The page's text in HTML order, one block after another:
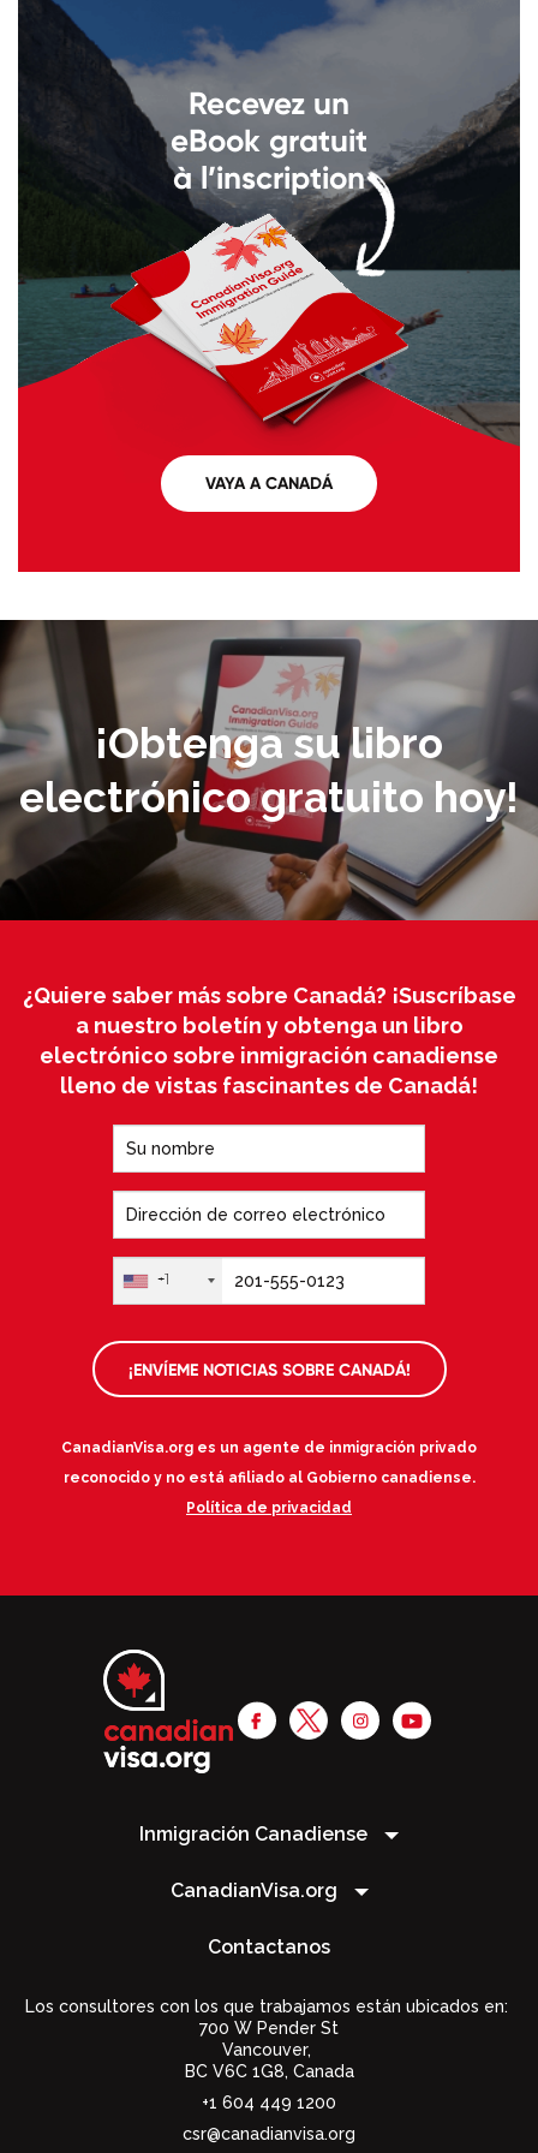
Recevez un
eBook gratuit
à l’inscription
VAYA A CANADÁ
¡Obtenga su libro
electrónico gratuito hoy!
¿Quiere saber más sobre Canadá? ¡Suscríbase
a nuestro boletín y obtenga un libro
electrónico sobre inmigración canadiense
lleno de vistas fascinantes de Canadá!
+1
¡ENVÍEME NOTICIAS SOBRE CANADÁ!
CanadianVisa.org es un agente de inmigración privado
reconocido y no está afiliado al Gobierno canadiense.
Política de privacidad
Inmigración Canadiense
CanadianVisa.org
Contactanos
Los consultores con los que trabajamos están ubicados en:
700 W Pender St
Vancouver,
BC V6C 1G8, Canada
+1 604 449 1200
csr@canadianvisa.org
Llámenos al +1 604 449 1200